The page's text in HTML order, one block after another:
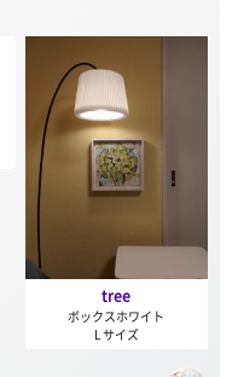
tree
ボックスホワイト
L サイズ